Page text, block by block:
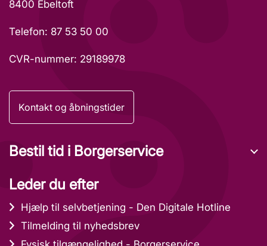
8400 Ebeltoft
Telefon: 87 53 50 00
CVR-nummer: 29189978
Kontakt og åbningstider
Bestil tid i Borgerservice
Leder du efter
Hjælp til selvbetjening - Den Digitale Hotline
Tilmelding til nyhedsbrev